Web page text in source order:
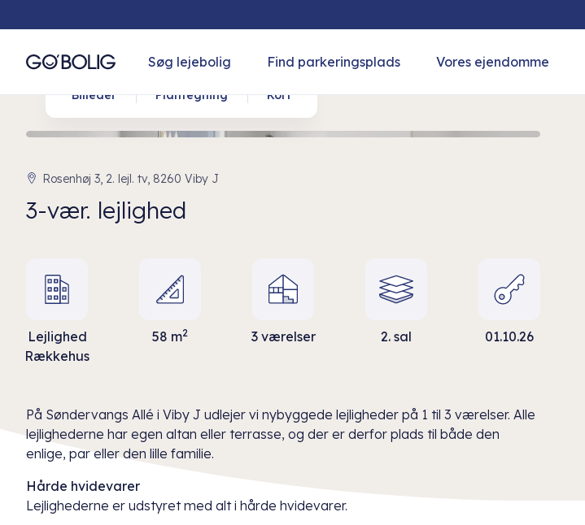
Søg lejebolig Find parkeringsplads Vores ejendomme
Billeder Plantegning Kort
Rosenhøj 3, 2. lejl. tv, 8260 Viby J
3-vær. lejlighed
Lejlighed
Rækkehus
58 m2 3 værelser 2. sal 01.10.26
På Søndervangs Allé i Viby J udlejer vi nybyggede lejligheder på 1 til 3 værelser. Alle
lejlighederne har egen altan eller terrasse, og der er derfor plads til både den
enlige, par eller den lille familie.
Hårde hvidevarer
Lejlighederne er udstyret med alt i hårde hvidevarer.